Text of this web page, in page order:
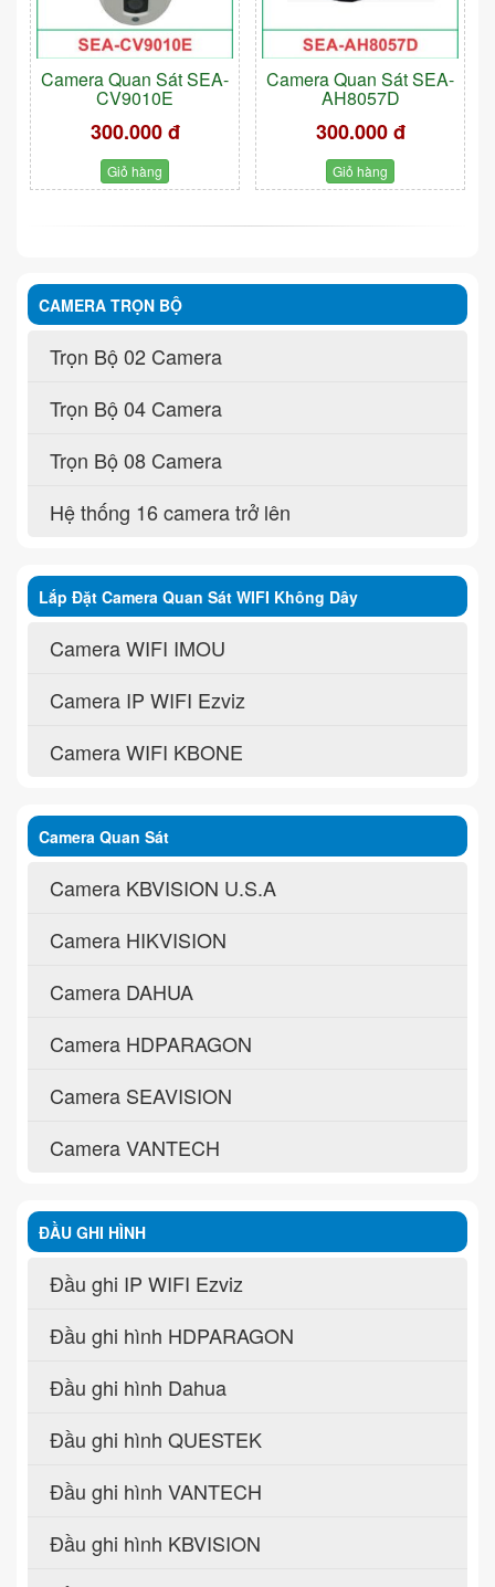
Camera Quan Sát SEA-
CV9010E
300.000 đ
Giỏ hàng
Camera Quan Sát SEA-
AH8057D
300.000 đ
Giỏ hàng
CAMERA TRỌN BỘ
Trọn Bộ 02 Camera
Trọn Bộ 04 Camera
Trọn Bộ 08 Camera
Hệ thống 16 camera trở lên
Lắp Đặt Camera Quan Sát WIFI Không Dây
Camera WIFI IMOU
Camera IP WIFI Ezviz
Camera WIFI KBONE
Camera Quan Sát
Camera KBVISION U.S.A
Camera HIKVISION
Camera DAHUA
Camera HDPARAGON
Camera SEAVISION
Camera VANTECH
ĐẦU GHI HÌNH
Đầu ghi IP WIFI Ezviz
Đầu ghi hình HDPARAGON
Đầu ghi hình Dahua
Đầu ghi hình QUESTEK
Đầu ghi hình VANTECH
Đầu ghi hình KBVISION